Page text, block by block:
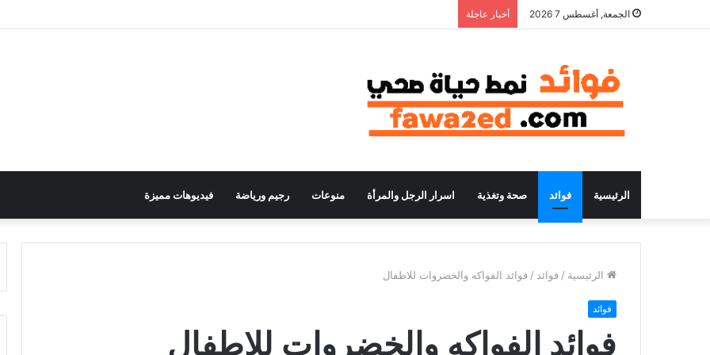
الجمعة, أغسطس 7 2026 أخبار عاجلة
الرئيسية فوائد صحة وتغذية اسرار الرجل والمرأة منوعات رجيم ورياضة فيديوهات مميزة
الرئيسية / فوائد / فوائد الفواكه والخضروات للاطفال
فوائد
فوائد الفواكه والخضروات للاطفال